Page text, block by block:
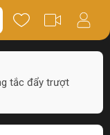
tắc đẩy trượt
số Review